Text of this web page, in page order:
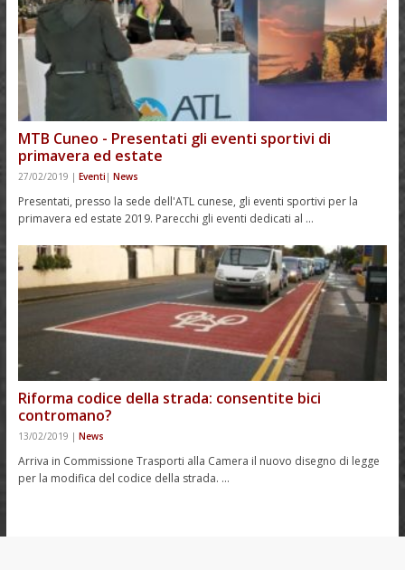
MTB Cuneo - Presentati gli eventi sportivi di
primavera ed estate
27/02/2019 | Eventi | News
Presentati, presso la sede dell'ATL cunese, gli eventi sportivi per la
primavera ed estate 2019. Parecchi gli eventi dedicati al …
Riforma codice della strada: consentite bici
contromano?
13/02/2019 | News
Arriva in Commissione Trasporti alla Camera il nuovo disegno di legge
per la modifica del codice della strada. …